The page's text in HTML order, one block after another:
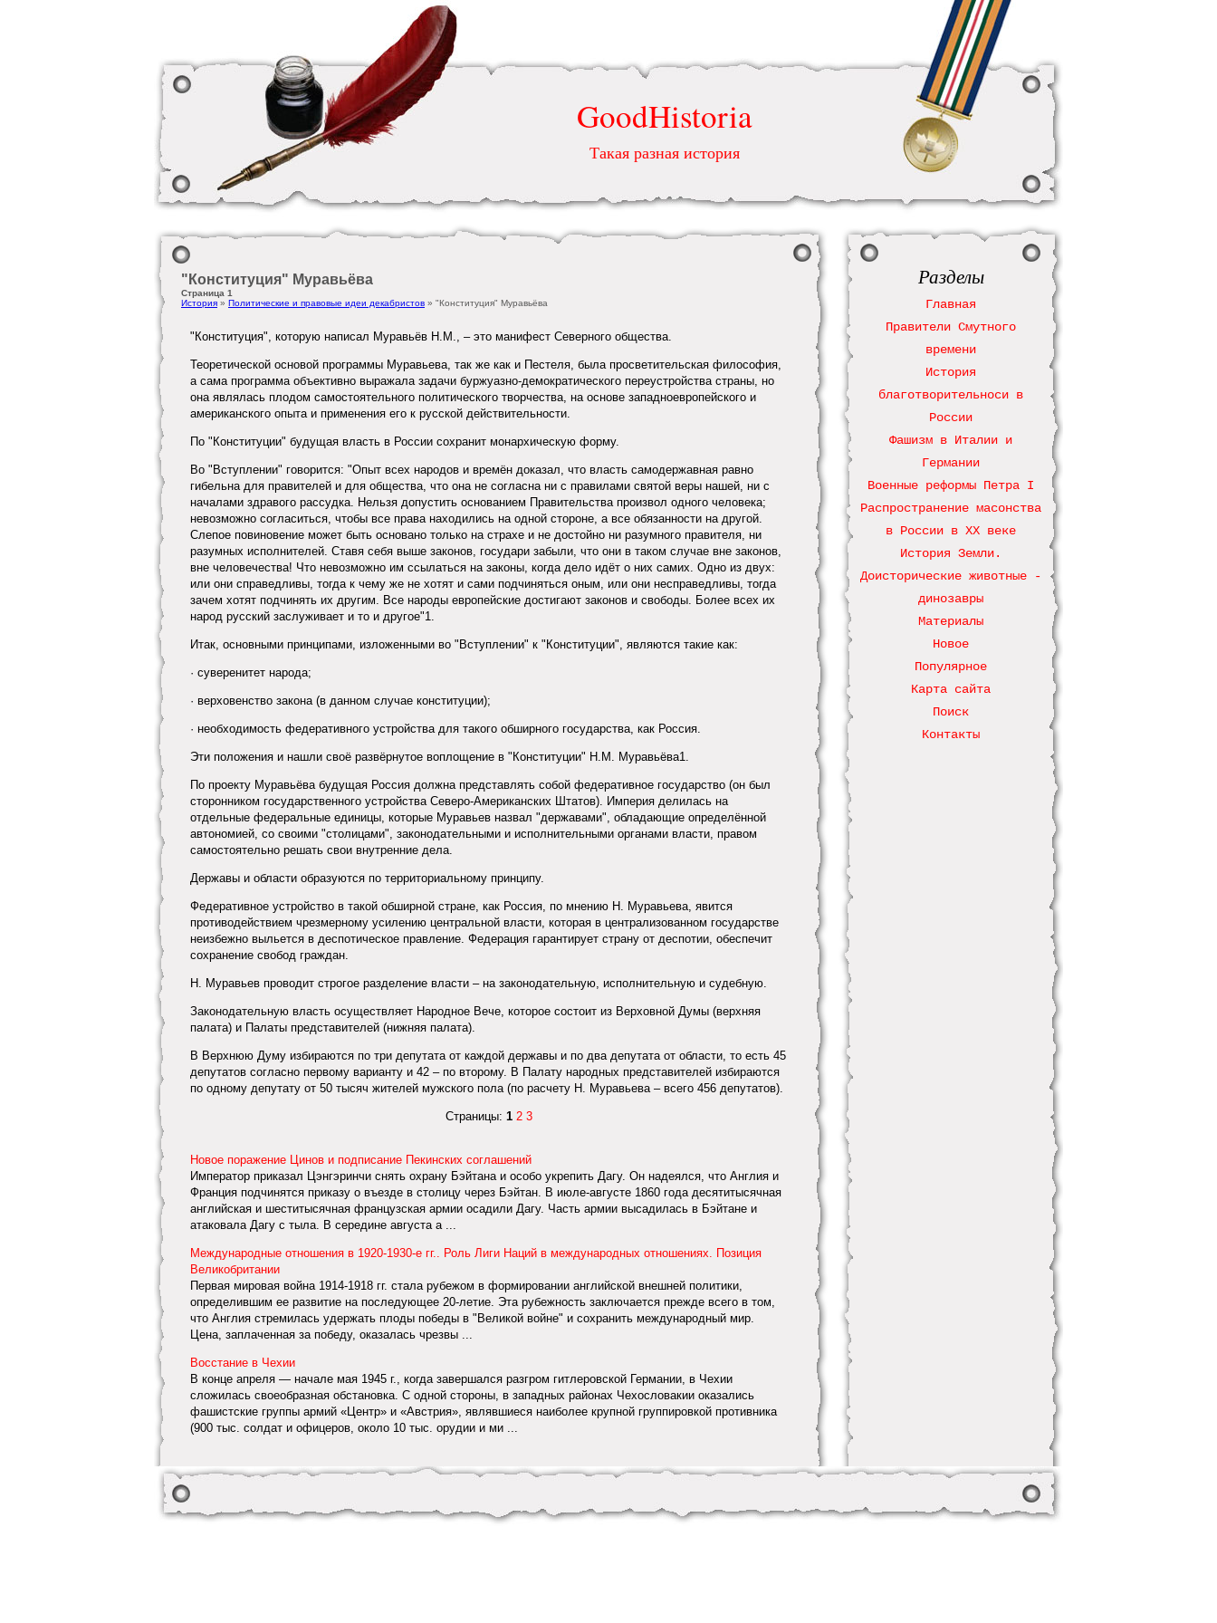
GoodHistoria
Такая разная история
"Конституция" Муравьёва
Страница 1
История » Политические и правовые идеи декабристов » "Конституция" Муравьёва
"Конституция", которую написал Муравьёв Н.М., – это манифест Северного общества.
Теоретической основой программы Муравьева, так же как и Пестеля, была просветительская философия,
а сама программа объективно выражала задачи буржуазно-демократического переустройства страны, но
она являлась плодом самостоятельного политического творчества, на основе западноевропейского и
американского опыта и применения его к русской действительности.
По "Конституции" будущая власть в России сохранит монархическую форму.
Во "Вступлении" говорится: "Опыт всех народов и времён доказал, что власть самодержавная равно
гибельна для правителей и для общества, что она не согласна ни с правилами святой веры нашей, ни с
началами здравого рассудка. Нельзя допустить основанием Правительства произвол одного человека;
невозможно согласиться, чтобы все права находились на одной стороне, а все обязанности на другой.
Слепое повиновение может быть основано только на страхе и не достойно ни разумного правителя, ни
разумных исполнителей. Ставя себя выше законов, государи забыли, что они в таком случае вне законов,
вне человечества! Что невозможно им ссылаться на законы, когда дело идёт о них самих. Одно из двух:
или они справедливы, тогда к чему же не хотят и сами подчиняться оным, или они несправедливы, тогда
зачем хотят подчинять их другим. Все народы европейские достигают законов и свободы. Более всех их
народ русский заслуживает и то и другое"1.
Итак, основными принципами, изложенными во "Вступлении" к "Конституции", являются такие как:
· суверенитет народа;
· верховенство закона (в данном случае конституции);
· необходимость федеративного устройства для такого обширного государства, как Россия.
Эти положения и нашли своё развёрнутое воплощение в "Конституции" Н.М. Муравьёва1.
По проекту Муравьёва будущая Россия должна представлять собой федеративное государство (он был
сторонником государственного устройства Северо-Американских Штатов). Империя делилась на
отдельные федеральные единицы, которые Муравьев назвал "державами", обладающие определённой
автономией, со своими "столицами", законодательными и исполнительными органами власти, правом
самостоятельно решать свои внутренние дела.
Державы и области образуются по территориальному принципу.
Федеративное устройство в такой обширной стране, как Россия, по мнению Н. Муравьева, явится
противодействием чрезмерному усилению центральной власти, которая в централизованном государстве
неизбежно выльется в деспотическое правление. Федерация гарантирует страну от деспотии, обеспечит
сохранение свобод граждан.
Н. Муравьев проводит строгое разделение власти – на законодательную, исполнительную и судебную.
Законодательную власть осуществляет Народное Вече, которое состоит из Верховной Думы (верхняя
палата) и Палаты представителей (нижняя палата).
В Верхнюю Думу избираются по три депутата от каждой державы и по два депутата от области, то есть 45
депутатов согласно первому варианту и 42 – по второму. В Палату народных представителей избираются
по одному депутату от 50 тысяч жителей мужского пола (по расчету Н. Муравьева – всего 456 депутатов).
Страницы: 1 2 3
Новое поражение Цинов и подписание Пекинских соглашений
Император приказал Цэнгэринчи снять охрану Бэйтана и особо укрепить Дагу. Он надеялся, что Англия и
Франция подчинятся приказу о въезде в столицу через Бэйтан. В июле-августе 1860 года десятитысячная
английская и шеститысячная французская армии осадили Дагу. Часть армии высадилась в Бэйтане и
атаковала Дагу с тыла. В середине августа а ...
Международные отношения в 1920-1930-е гг.. Роль Лиги Наций в международных отношениях. Позиция
Великобритании
Первая мировая война 1914-1918 гг. стала рубежом в формировании английской внешней политики,
определившим ее развитие на последующее 20-летие. Эта рубежность заключается прежде всего в том,
что Англия стремилась удержать плоды победы в "Великой войне" и сохранить международный мир.
Цена, заплаченная за победу, оказалась чрезвы ...
Восстание в Чехии
В конце апреля — начале мая 1945 г., когда завершался разгром гитлеровской Германии, в Чехии
сложилась своеобразная обстановка. С одной стороны, в западных районах Чехословакии оказались
фашистские группы армий «Центр» и «Австрия», являвшиеся наиболее крупной группировкой противника
(900 тыс. солдат и офицеров, около 10 тыс. орудии и ми ...
Разделы
Главная
Правители Смутного
времени
История
благотворительноси в
России
Фашизм в Италии и
Германии
Военные реформы Петра І
Распространение масонства
в России в ХХ веке
История Земли.
Доисторические животные -
динозавры
Материалы
Новое
Популярное
Карта сайта
Поиск
Контакты